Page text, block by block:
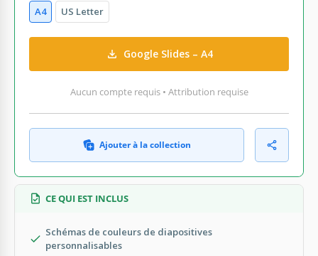
A4 US Letter
Google Slides – A4
Aucun compte requis • Attribution requise
Ajouter à la collection
CE QUI EST INCLUS
Schémas de couleurs de diapositives
personnalisables